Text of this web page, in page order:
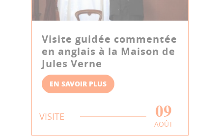
Visite guidée commentée
en anglais à la Maison de
Jules Verne
EN SAVOIR PLUS
VISITE 09
AOÛT